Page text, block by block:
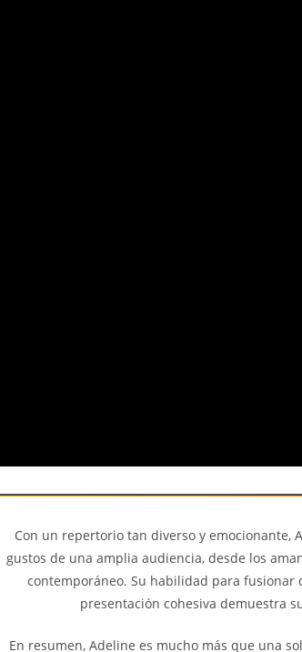
Con un repertorio tan diverso y emocionante,
gustos de una amplia audiencia, desde los
contemporáneo. Su habilidad para fusionar
presentación cohesiva demuestra
En resumen, Adeline es mucho más que una